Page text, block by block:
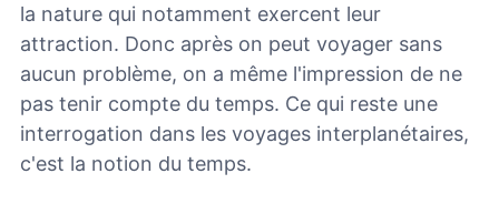
la nature qui notamment exercent leur
attraction. Donc après on peut voyager sans
aucun problème, on a même l'impression de ne
pas tenir compte du temps. Ce qui reste une
interrogation dans les voyages interplanétaires,
c'est la notion du temps.